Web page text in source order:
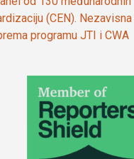
(CEN). Nezavisna
programu JTI i CWA